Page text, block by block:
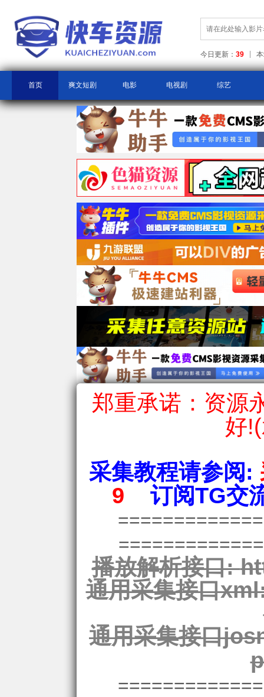
今日更新： 39
首页 爽文短剧 电影 电视剧 综艺
郑重承诺：资源
好
采集教程请参阅:
9
订阅TG交
播放解析接口:
通用采集接口
通用采集接口